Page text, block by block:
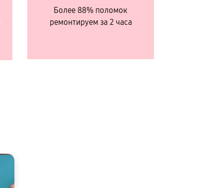
Более 88% поломок
ремонтируем за 2 часа